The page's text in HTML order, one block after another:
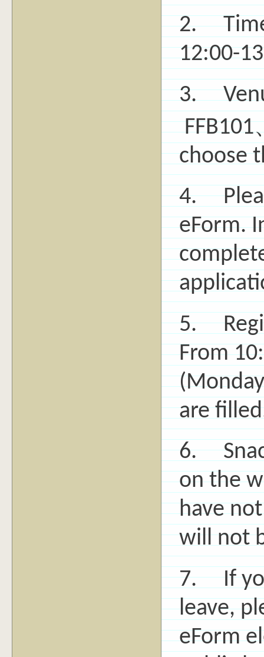
2.
12:00-
3.
FFB101
choose
4.
eForm.
5.
From
are
6.
on the
have
will not
7. If
leave,
eForm